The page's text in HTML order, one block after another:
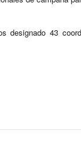
designado 43